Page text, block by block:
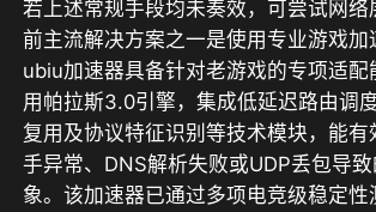
若上述常规手段均未奏效，可尝试网络
前主流解决方案之一是使用专业游戏加
ubiu加速器具备针对老游戏的专项适配
用帕拉斯3.0引擎，集成低延迟路由调
复用及协议特征识别等技术模块，能有
手异常、DNS解析失败或UDP丢包导
象。该加速器已通过多项电竞级稳定性